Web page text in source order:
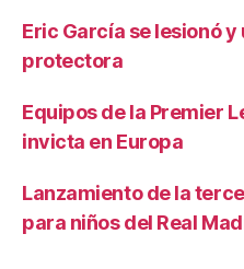
Eric García se lesionó
protectora
Equipos de la Premier
invicta en Europa
Lanzamiento de la
para niños del Real